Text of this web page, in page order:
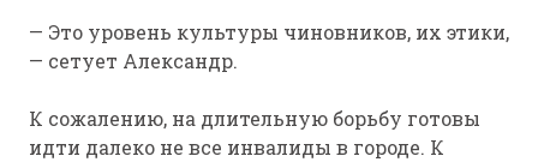
— Это уровень культуры чиновников, их этики,
— сетует Александр.
К сожалению, на длительную борьбу готовы
идти далеко не все инвалиды в городе. К